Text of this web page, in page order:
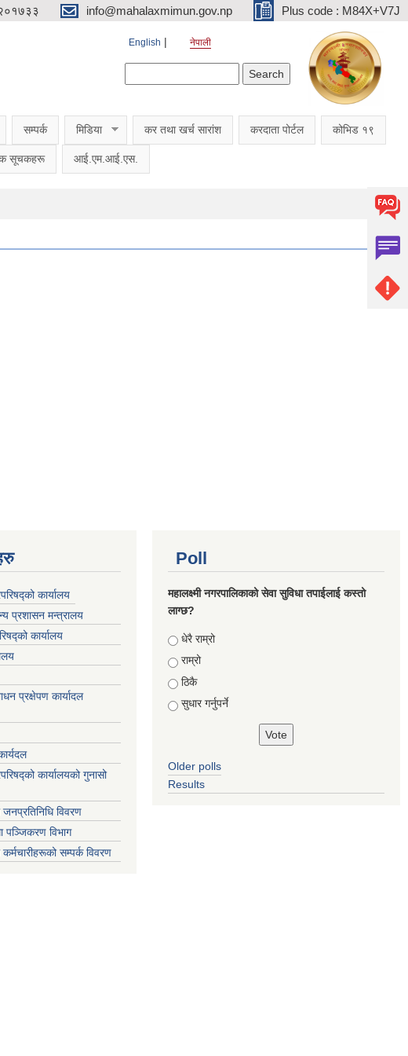
info@mahalaxmimun.gov.np Plus code : M84X+V7J
English नेपाली
सम्पर्क मिडिया कर तथा खर्च सारांश करदाता पोर्टल कोभिड १९
सूचकहरू आई.एम.आई.एस.
कार्यालय
प्रशासन मन्त्रालय
कार्यालय
प्रक्षेपण कार्यादल
कार्यालयको गुनासो
जनप्रतिनिधि विवरण
पञ्जिकरण विभाग
कर्मचारीहरूको सम्पर्क विवरण
Poll
महालक्ष्मी नगरपालिकाको सेवा सुविधा तपाईलाई कस्तो
लाग्छ?
Choices
धेरै राम्रो
राम्रो
ठिकै
सुधार गर्नुपर्ने
Older polls
Results